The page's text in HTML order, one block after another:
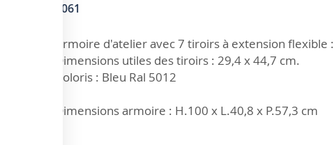
4404061
Armoire d'atelier avec 7 tiroirs à extension flexible :
Dimensions utiles des tiroirs : 29,4 x 44,7 cm.
Coloris : Bleu Ral 5012
Dimensions armoire : H.100 x L.40,8 x P.57,3 cm